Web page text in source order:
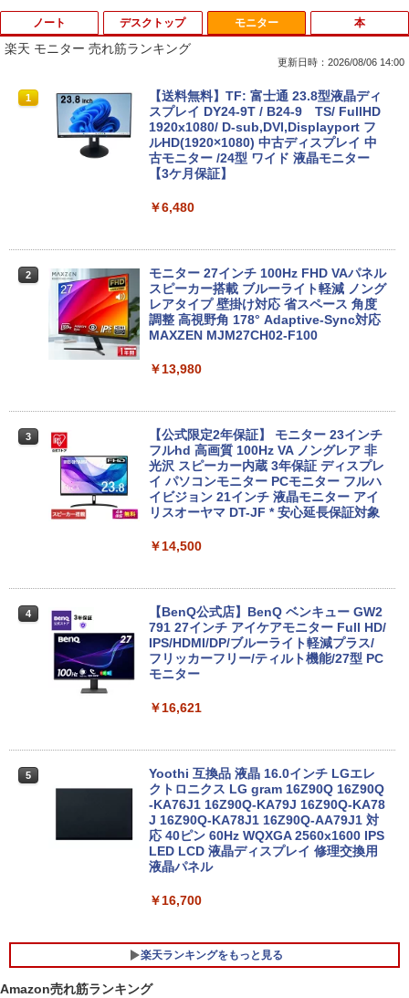
ノート
1
超得1,000円OFF｜新生活応援 豪華特典
付き｜最新OS対応 第8世代｜最大180日
保証｜Core i3 第8世代｜中古ノートパソ
コン Windows11 office付き｜中古ノー
トパソコン 15.6 テンキー付き｜ノートパ
ソコン Microsoft Office付き｜ノートパ
【★最大100%ポイント】【新生活応援・
2026】【Office 2019 H&B】Panasonic
Let's note CF-SZ6/第7世代 Core i5/メモ
リ:8GB/M.2 SSD:256GB/512GB/1TB/1
線マウス/USBメモリ/中古パソコン/ノー
￥19,999
中古ノートパソコン Toshiba dynabook
U63J 第7世代 Core i5 Windows11搭載
Office付き 初期設定済み メモリ8GB/16
み 13.3インチ液晶 軽量 モバイルPC USB
￥21,800
【最新Office2024】中古ノートパソコン
インテル 第7世代 Core i5 メモリ16GB
イルPC 初期設定済み 届いてすぐ使える
Windows11 Pro 64bit 厳選中古ノート
￥23,900
【マラソンP5倍/10%オフクーポン】【ワ
レノボ Lenovo ThinkPad L380 第8世代
料無料 保証付き
デスクトップ
1
【中古】 自作機 Z170 PRO GAMING Co
re i7 6700K タワー型 USB3.0 HDMI ジャ
ンクPC [96640]
￥9,310
3.1GHz Win11 Pro SSD ミニパソコン U
SB3.2×4 3画面 4K 高速2.4G/5GWi-Fi B
T4.2 ミニPC ミニパソコン minipc
￥39,980
e搭載 第2世代 Core i5 メモリ8GB SSD2
56GB キーボードとマウス付属
￥39,999
中古パソコン 中古 デスクトップパソコン
2インチ 中古 パソコン デスクトップパソ
コン
￥50,999
月保証 中古パソコン 中古PC 中古デスク
トップパソコン 初期設定済み office付き
(7765)
￥17,480
モニター
楽天 モニター 売れ筋ランキング
更新日時：2026/08/06 14:00
1
【送料無料】TF: 富士通 23.8型液晶ディ
スプレイ DY24-9T / B24-9 TS/ FullHD
1920x1080/ D-sub,DVI,Displayport フ
ルHD(1920×1080) 中古ディスプレイ 中
古モニター /24型 ワイド 液晶モニター
【3ケ月保証】
￥6,480
2
モニター 27インチ 100Hz FHD VAパネル
スピーカー搭載 ブルーライト軽減 ノング
レアタイプ 壁掛け対応 省スペース 角度
調整 高視野角 178° Adaptive-Sync対応
MAXZEN MJM27CH02-F100
￥13,980
3
【公式限定2年保証】 モニター 23インチ
フルhd 高画質 100Hz VA ノングレア 非
光沢 スピーカー内蔵 3年保証 ディスプレ
イ パソコンモニター PCモニター フルハ
イビジョン 21インチ 液晶モニター アイ
リスオーヤマ DT-JF * 安心延長保証対象
￥14,500
4
【BenQ公式店】BenQ ベンキュー GW2
791 27インチ アイケアモニター Full HD/
IPS/HDMI/DP/ブルーライト軽減プラス/
フリッカーフリー/ティルト機能/27型 PC
モニター
￥16,621
5
Yoothi 互換品 液晶 16.0インチ LGエレ
クトロニクス LG gram 16Z90Q 16Z90Q
-KA76J1 16Z90Q-KA79J 16Z90Q-KA78
J 16Z90Q-KA78J1 16Z90Q-AA79J1 対
応 40ピン 60Hz WQXGA 2560x1600 IPS
LED LCD 液晶ディスプレイ 修理交換用
液晶パネル
￥16,700
楽天ランキングをもっと見る
本
Amazon売れ筋ランキング